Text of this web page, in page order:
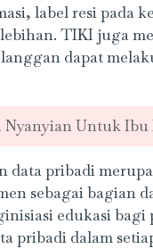
label resi pada
TIKI juga
dapat
Nyanyian Untuk
pribadi
sebagai bagian
edukasi
pribadi dalam